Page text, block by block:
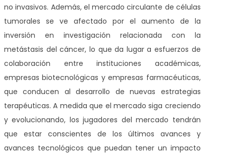
no invasivos. Además, el mercado circulante de células
tumorales se ve afectado por el aumento de la
inversión en investigación relacionada con la
metástasis del cáncer, lo que da lugar a esfuerzos de
colaboración entre instituciones académicas,
empresas biotecnológicas y empresas farmacéuticas,
que conducen al desarrollo de nuevas estrategias
terapéuticas. A medida que el mercado siga creciendo
y evolucionando, los jugadores del mercado tendrán
que estar conscientes de los últimos avances y
avances tecnológicos que puedan tener un impacto